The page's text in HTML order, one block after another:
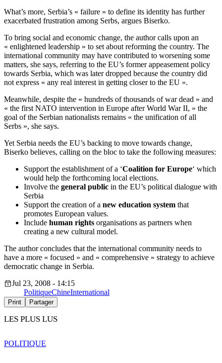
What’s more, Serbia’s « failure » to define its identity has further
exacerbated frustration among Serbs, argues Biserko.
To bring social and economic change, the author calls upon an
« enlightened leadership » to set about reforming the country. The
international community may have contributed to worsening some
matters, she says, referring to the EU’s former appeasement policy
towards Serbia, which was later dropped because the country did
not express « any real interest in getting closer to the EU ».
Meanwhile, despite the « hundreds of thousands of war dead » and
« the first NATO intervention in Europe after World War II, » the
goal of the Serbian nationalists remains « the unification of all
Serbs », she says.
Yet Serbia needs the EU’s backing to move towards change,
Biserko believes, calling on the bloc to take the following measures:
Support the establishment of a ‘Coalition for Europe‘ which
would help the forthcoming local elections.
Involve the general public in the EU’s political dialogue with
Serbia
Support the creation of a new education system that
promotes European values.
Include human rights organisations as partners when
creating a new cultural model.
The author concludes that the international community needs to
have a more « focused » and « comprehensive » strategy to achieve
democratic change in Serbia.
Jul 23, 2008 - 14:15
PolitiqueChineInternational
Print Partager
LES PLUS LUS
POLITIQUE